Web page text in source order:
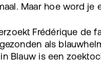
Maar hoe word
Frédérique de
als
Blauw is een